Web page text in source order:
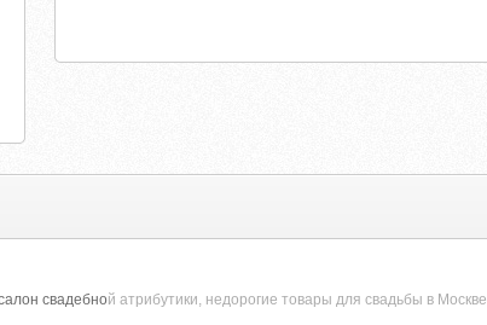
свадебной атрибутики, недорогие товары для свадьбы в Москве